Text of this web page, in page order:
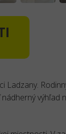
Ladzany.
výhľad